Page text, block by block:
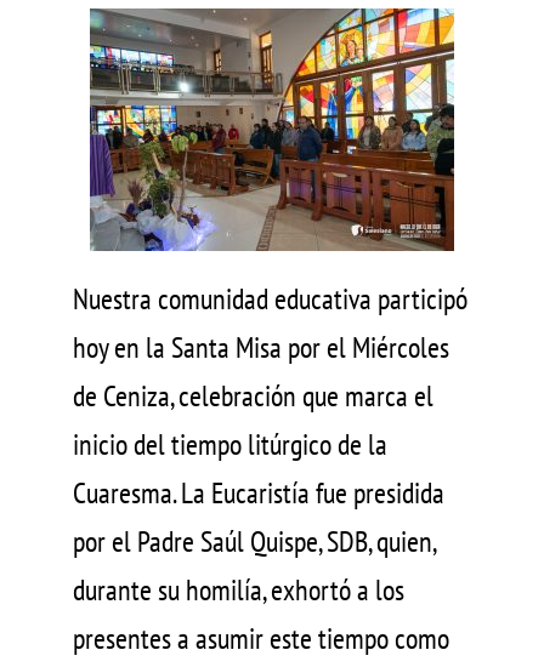
Nuestra comunidad educativa participó
hoy en la Santa Misa por el Miércoles
de Ceniza, celebración que marca el
inicio del tiempo litúrgico de la
Cuaresma. La Eucaristía fue presidida
por el Padre Saúl Quispe, SDB, quien,
durante su homilía, exhortó a los
presentes a asumir este tiempo como